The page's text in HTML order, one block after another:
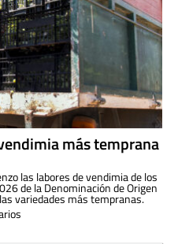
más temprana
las labores de vendimia de los
de la Denominación de Origen
variedades más tempranas.